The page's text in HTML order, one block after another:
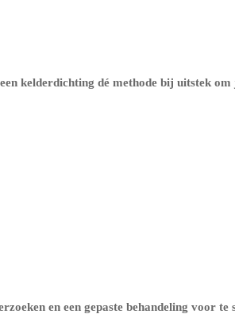
kelderdichting dé methode bij uitstek om
en een gepaste behandeling voor te